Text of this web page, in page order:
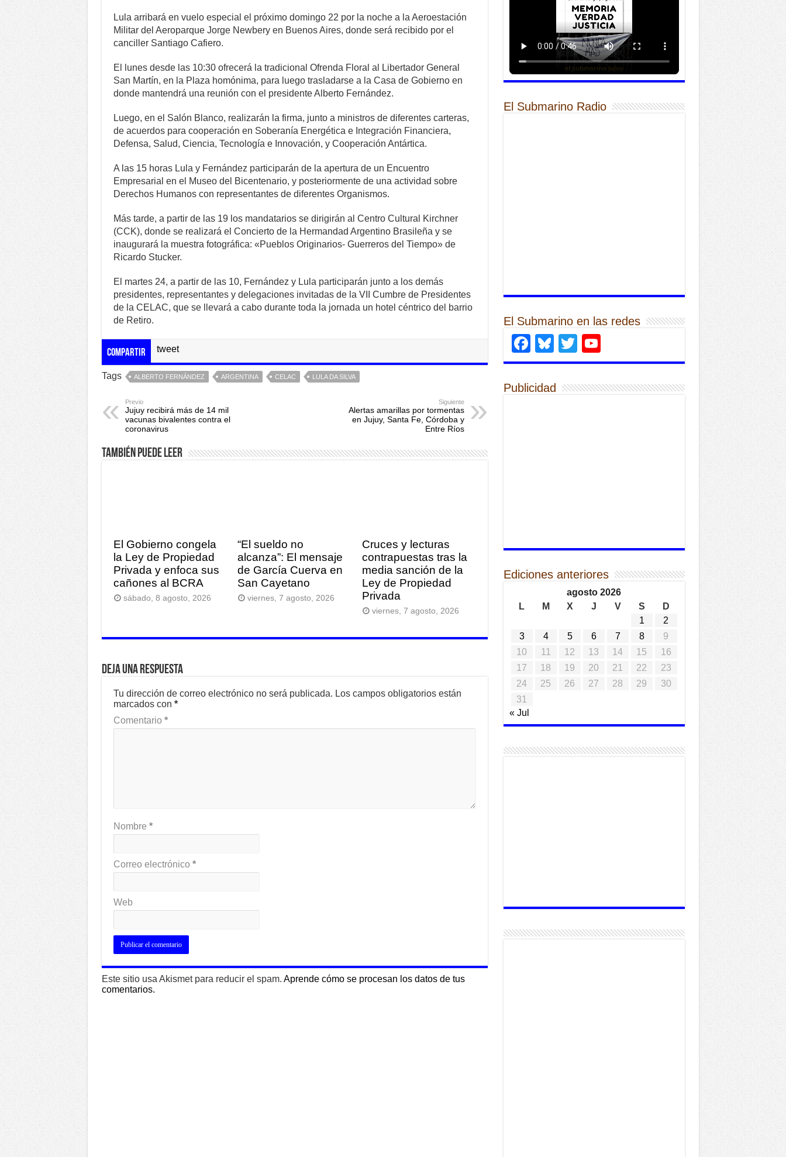
o
k
p
er
k
Lula arribará en vuelo especial el próximo domingo 22 por la noche a la Aeroestación
Militar del Aeroparque Jorge Newbery en Buenos Aires, donde será recibido por el
canciller Santiago Cafiero.
El lunes desde las 10:30 ofrecerá la tradicional Ofrenda Floral al Libertador General
San Martín, en la Plaza homónima, para luego trasladarse a la Casa de Gobierno en
donde mantendrá una reunión con el presidente Alberto Fernández.
Luego, en el Salón Blanco, realizarán la firma, junto a ministros de diferentes carteras,
de acuerdos para cooperación en Soberanía Energética e Integración Financiera,
Defensa, Salud, Ciencia, Tecnología e Innovación, y Cooperación Antártica.
A las 15 horas Lula y Fernández participarán de la apertura de un Encuentro
Empresarial en el Museo del Bicentenario, y posteriormente de una actividad sobre
Derechos Humanos con representantes de diferentes Organismos.
Más tarde, a partir de las 19 los mandatarios se dirigirán al Centro Cultural Kirchner
(CCK), donde se realizará el Concierto de la Hermandad Argentino Brasileña y se
inaugurará la muestra fotográfica: «Pueblos Originarios- Guerreros del Tiempo» de
Ricardo Stucker.
El martes 24, a partir de las 10, Fernández y Lula participarán junto a los demás
presidentes, representantes y delegaciones invitadas de la VII Cumbre de Presidentes
de la CELAC, que se llevará a cabo durante toda la jornada un hotel céntrico del barrio
de Retiro.
Compartir tweet
Tags ALBERTO FERNÁNDEZ ARGENTINA CELAC LULA DA SILVA
Previo
Jujuy recibirá más de 14 mil
vacunas bivalentes contra el
coronavirus
Siguiente
Alertas amarillas por tormentas
en Jujuy, Santa Fe, Córdoba y
Entre Ríos
También puede leer
El Gobierno congela
la Ley de Propiedad
Privada y enfoca sus
cañones al BCRA
sábado, 8 agosto, 2026
“El sueldo no
alcanza”: El mensaje
de García Cuerva en
San Cayetano
viernes, 7 agosto, 2026
Cruces y lecturas
contrapuestas tras la
media sanción de la
Ley de Propiedad
Privada
viernes, 7 agosto, 2026
Deja una respuesta
Tu dirección de correo electrónico no será publicada. Los campos obligatorios están
marcados con *
Comentario *
Nombre *
Correo electrónico *
Web
Este sitio usa Akismet para reducir el spam. Aprende cómo se procesan los datos de tus
comentarios.
El Submarino Radio
El Submarino en las redes
Facebook
Bluesky
Twitter
Publicidad
Ediciones anteriores
agosto 2026
L
M X J V S
D
1
2
3
4 5 6 7 8
9
10
11 12 13 14 15
16
17
18 19 20 21 22
23
24
25 26 27 28 29
30
31
« Jul